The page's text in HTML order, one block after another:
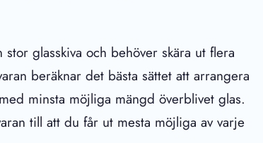
glasskiva och behöver skära ut flera
beräknar det bästa sättet att arrangera
minsta möjliga mängd överblivet glas.
till att du får ut mesta möjliga av varje